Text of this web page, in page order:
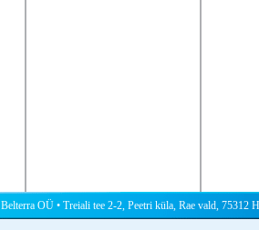
Belterra OÜ • Treiali tee 2-2, Peetri küla, Rae vald, 75312